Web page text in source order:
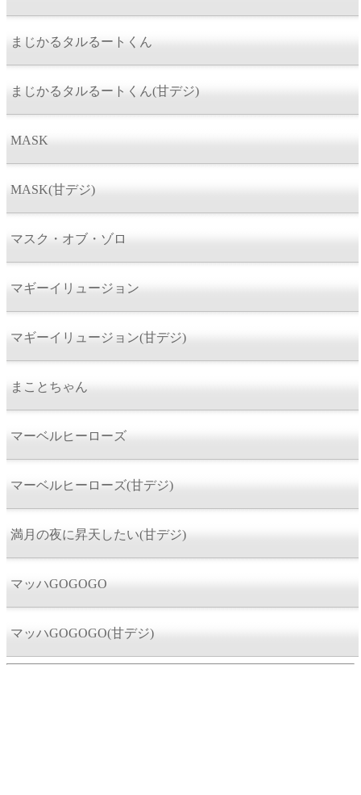
まじかるタルるートくん
まじかるタルるートくん(甘デジ)
MASK
MASK(甘デジ)
マスク・オブ・ゾロ
マギーイリュージョン
マギーイリュージョン(甘デジ)
まことちゃん
マーベルヒーローズ
マーベルヒーローズ(甘デジ)
満月の夜に昇天したい(甘デジ)
マッハGOGOGO
マッハGOGOGO(甘デジ)